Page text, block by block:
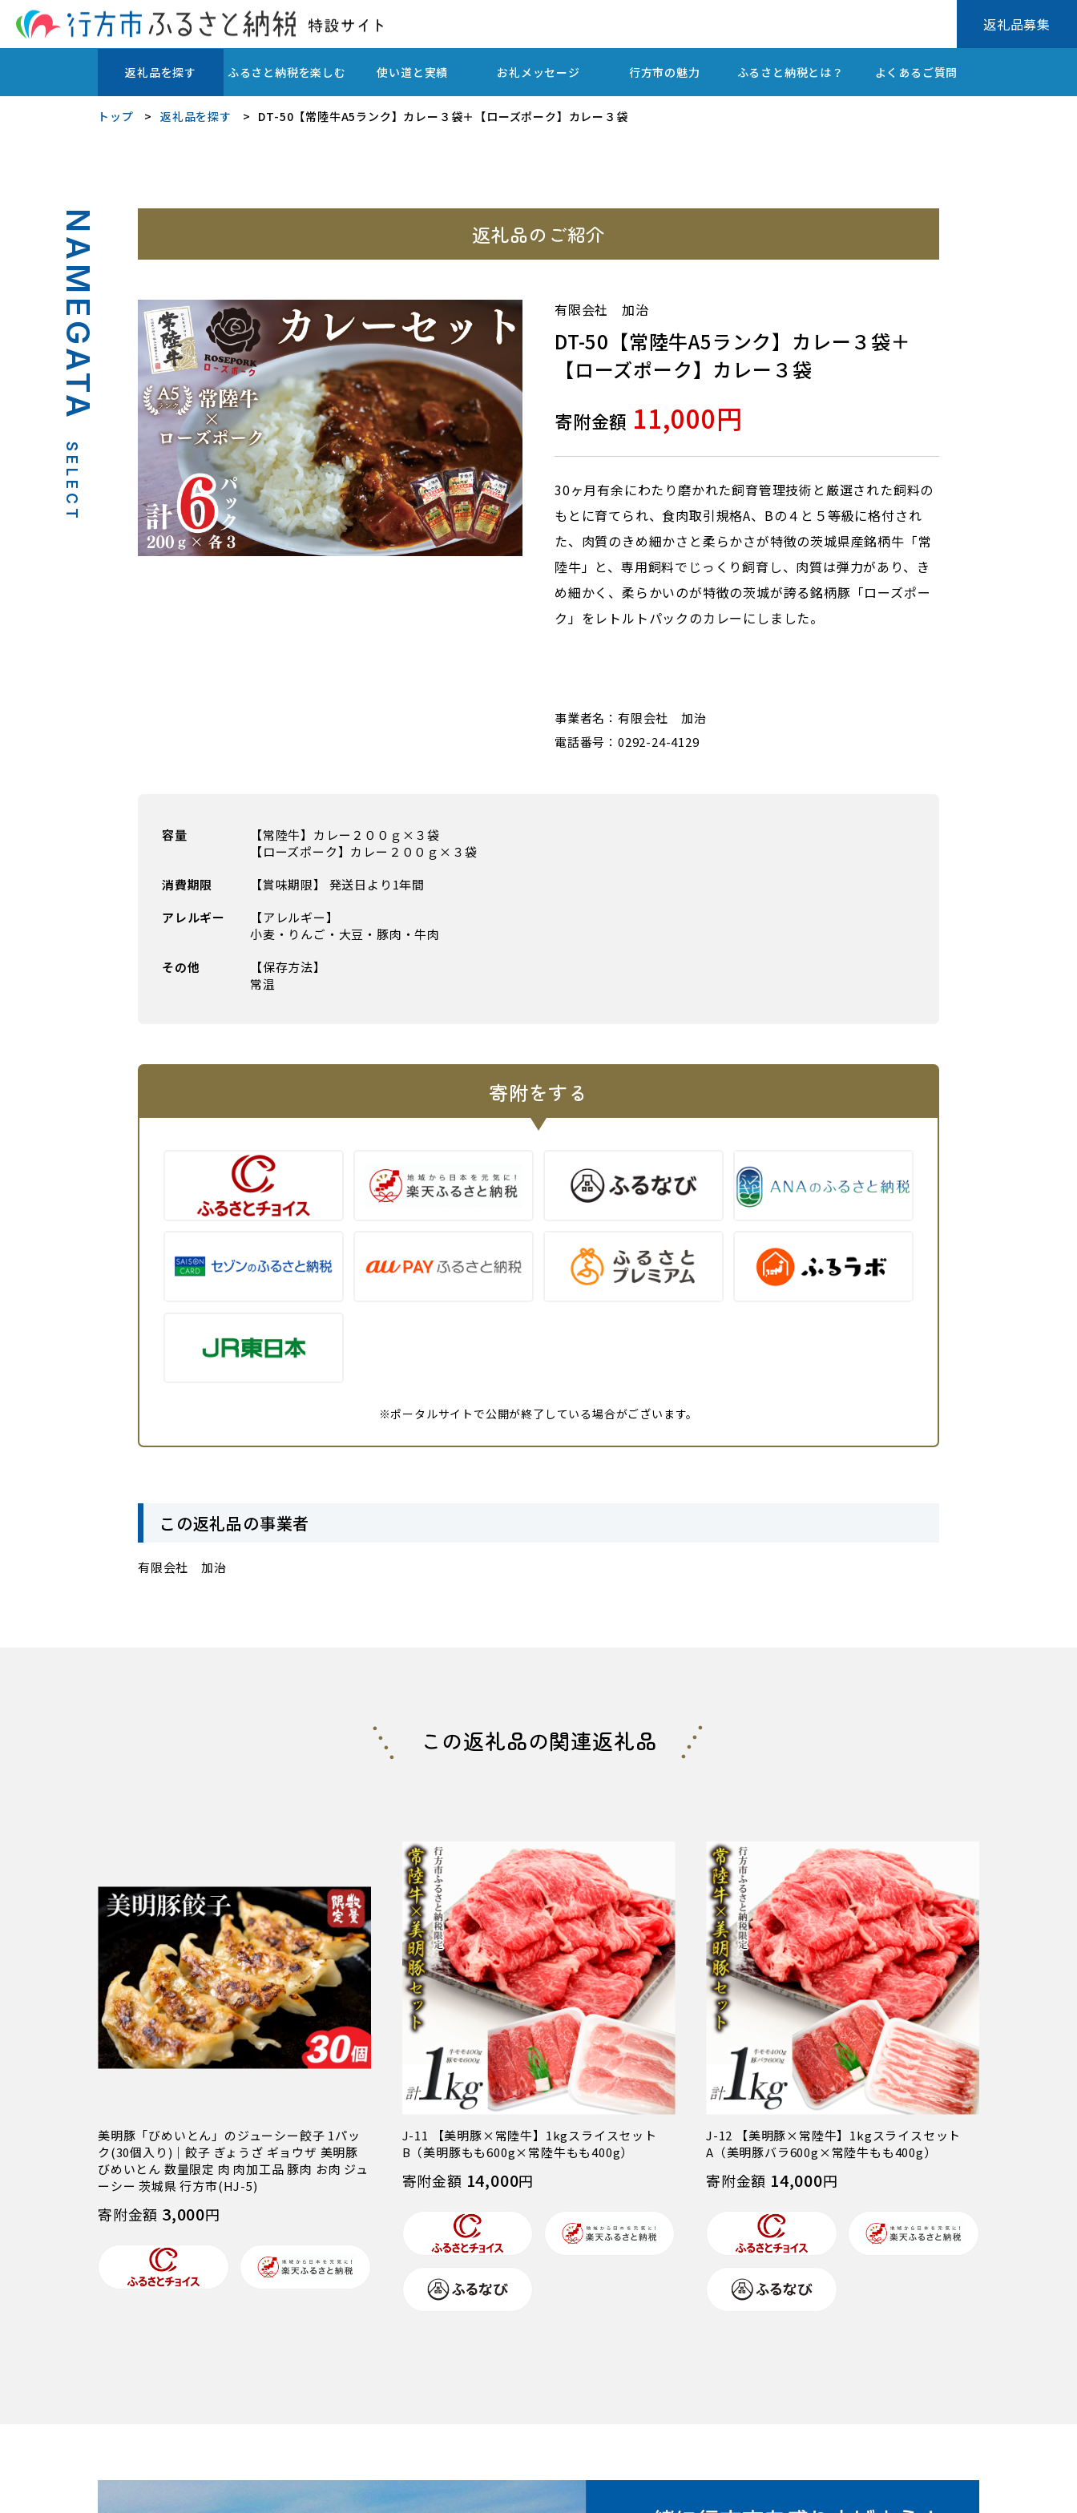
返礼品募集
返礼品を探す ふるさと納税を楽しむ 使い道と実績 お礼メッセージ 行方市の魅力 ふるさと納税とは？ よくあるご質問
トップ 返礼品を探す DT-50【常陸牛A5ランク】カレー３袋＋【ローズポーク】カレー３袋
NAMEGATA
SELECT
返礼品のご紹介
有限会社 加治
DT-50【常陸牛A5ランク】カレー３袋＋
【ローズポーク】カレー３袋
寄附金額 11,000円
30ヶ月有余にわたり磨かれた飼育管理技術と厳選された飼料の
もとに育てられ、食肉取引規格A、Bの４と５等級に格付され
た、肉質のきめ細かさと柔らかさが特徴の茨城県産銘柄牛「常
陸牛」と、専用飼料でじっくり飼育し、肉質は弾力があり、き
め細かく、柔らかいのが特徴の茨城が誇る銘柄豚「ローズポー
ク」をレトルトパックのカレーにしました。
事業者名：有限会社 加治
電話番号：0292-24-4129
容量
【常陸牛】カレー２００ｇ×３袋
【ローズポーク】カレー２００ｇ×３袋
消費期限
【賞味期限】 発送日より1年間
アレルギー
【アレルギー】
小麦・りんご・大豆・豚肉・牛肉
その他
【保存方法】
常温
寄附をする
※ポータルサイトで公開が終了している場合がございます。
この返礼品の事業者
有限会社 加治
この返礼品の関連返礼品
美明豚「びめいとん」のジューシー餃子 1パッ
ク(30個入り)｜餃子 ぎょうざ ギョウザ 美明豚
びめいとん 数量限定 肉 肉加工品 豚肉 お肉 ジュ
ーシー 茨城県 行方市(HJ-5)
寄附金額 3,000円
J-11 【美明豚×常陸牛】1kgスライスセット
B（美明豚もも600g×常陸牛もも400g）
寄附金額 14,000円
J-12 【美明豚×常陸牛】1kgスライスセット
A（美明豚バラ600g×常陸牛もも400g）
寄附金額 14,000円